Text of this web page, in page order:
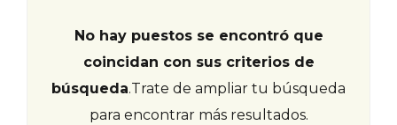
No hay puestos se encontró que
coincidan con sus criterios de
búsqueda.Trate de ampliar tu búsqueda
para encontrar más resultados.